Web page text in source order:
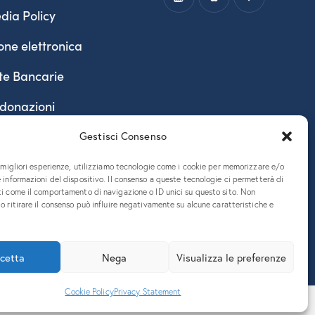
Gestisci Consenso
esperienze, utilizziamo tecnologie come i cookie per memorizzare e/o
informazioni del dispositivo. Il consenso a queste tecnologie ci permetterà di
come il comportamento di navigazione o ID unici su questo sito. Non
ritirare il consenso può influire negativamente su alcune caratteristiche e
Nega Visualizza le preferenze
Cookie PolicyPrivacy Statement
Policy
elettronica
Bancarie
– P.E.C. ateneo@pec.units.it